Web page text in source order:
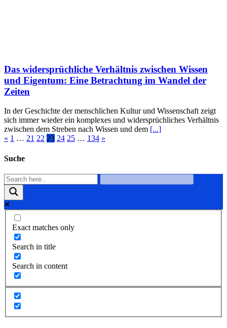
Das widersprüchliche Verhältnis zwischen Wissen
und Eigentum: Eine Betrachtung im Wandel der
Zeiten
In der Geschichte der menschlichen Kultur und Wissenschaft zeigt
sich immer wieder ein komplexes und widersprüchliches Verhältnis
zwischen dem Streben nach Wissen und dem [...]
« 1 … 21 22 23 24 25 … 134 »
Suche
Exact matches only
Search in title
Search in content